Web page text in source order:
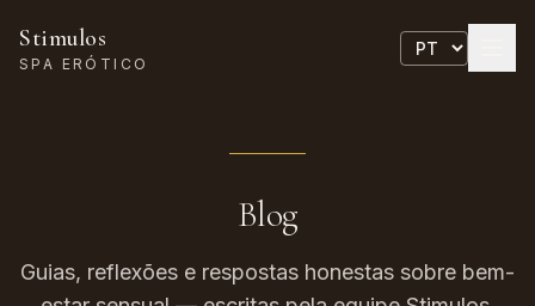
Stimulos
SPA ERÓTICO
Blog
Guias, reflexões e respostas honestas sobre bem-